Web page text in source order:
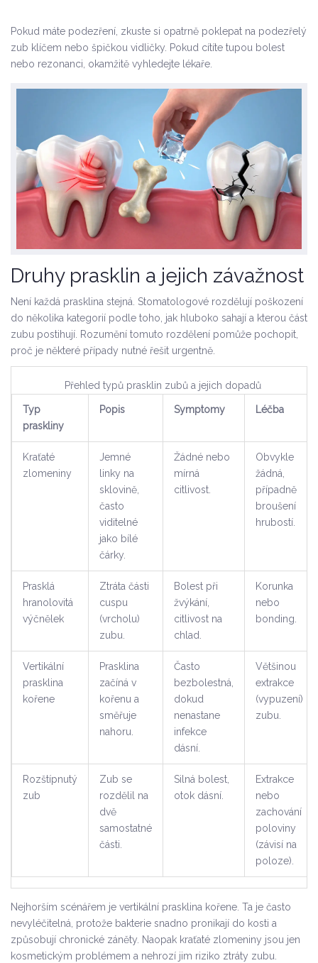
Pokud máte podezření, zkuste si opatrně poklepat na podezřelý
zub klíčem nebo špičkou vidličky. Pokud cítíte tupou bolest
nebo rezonanci, okamžitě vyhledejte lékaře.
Druhy prasklin a jejich závažnost
Není každá prasklina stejná. Stomatologové rozdělují poškození
do několika kategorií podle toho, jak hluboko sahají a kterou část
zubu postihují. Rozumění tomuto rozdělení pomůže pochopit,
proč je některé případy nutné řešit urgentně.
Přehled typů prasklin zubů a jejich dopadů
Typ
praskliny
Popis Symptomy Léčba
Kraťaté
zlomeniny
Jemné
linky na
sklovině,
často
viditelné
jako bílé
čárky.
Žádné nebo
mírná
citlivost.
Obvykle
žádná,
případně
broušení
hrubostí.
Prasklá
hranolovitá
výčnělek
Ztráta části
cuspu
(vrcholu)
zubu.
Bolest při
žvýkání,
citlivost na
chlad.
Korunka
nebo
bonding.
Vertikální
prasklina
kořene
Prasklina
začíná v
kořenu a
směřuje
nahoru.
Často
bezbolestná,
dokud
nenastane
infekce
dásní.
Většinou
extrakce
(vypuzení)
zubu.
Rozštípnutý
zub
Zub se
rozdělil na
dvě
samostatné
části.
Silná bolest,
otok dásní.
Extrakce
nebo
zachování
poloviny
(závisí na
poloze).
Nejhorším scénářem je vertikální prasklina kořene. Ta je často
nevyléčitelná, protože bakterie snadno pronikají do kosti a
způsobují chronické záněty. Naopak kraťaté zlomeniny jsou jen
kosmetickým problémem a nehrozí jim riziko ztráty zubu.